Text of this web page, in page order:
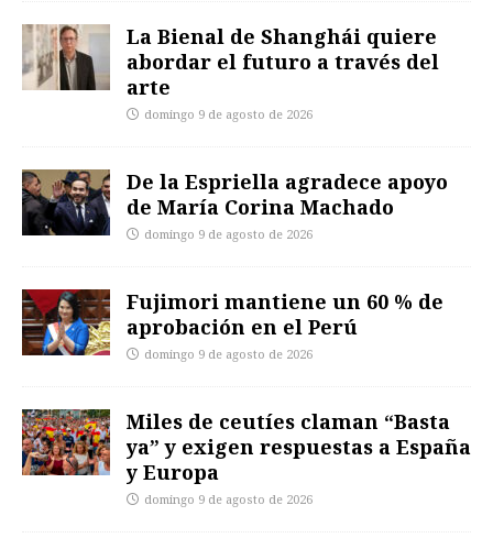
La Bienal de Shanghái quiere
abordar el futuro a través del
arte
domingo 9 de agosto de 2026
De la Espriella agradece apoyo
de María Corina Machado
domingo 9 de agosto de 2026
Fujimori mantiene un 60 % de
aprobación en el Perú
domingo 9 de agosto de 2026
Miles de ceutíes claman “Basta
ya” y exigen respuestas a España
y Europa
domingo 9 de agosto de 2026